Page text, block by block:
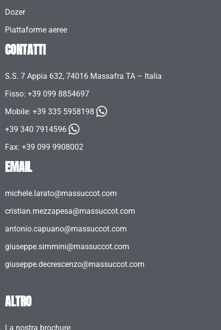
Dozer
Piattaforme aeree
CONTATTI
S.S. 7 Appia 632, 74016 Massafra TA – Italia
Fisso: +39 099 8854697
Mobile: +39 335 5958198
+39 340 7914596
Fax: +39 099 9908002
EMAIL
michele.larato@massuccot.com
cristian.mezzapesa@massuccot.com
antonio.capuano@massuccot.com
giuseppe.simmini@massuccot.com
giuseppe.decrescenzo@massuccot.com
ALTRO
La nostra brochure